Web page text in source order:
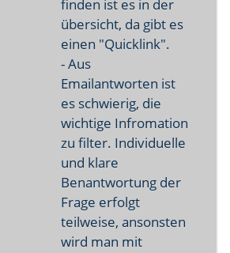
finden ist es in der
übersicht, da gibt es
einen "Quicklink".
- Aus
Emailantworten ist
es schwierig, die
wichtige Infromation
zu filter. Individuelle
und klare
Benantwortung der
Frage erfolgt
teilweise, ansonsten
wird man mit